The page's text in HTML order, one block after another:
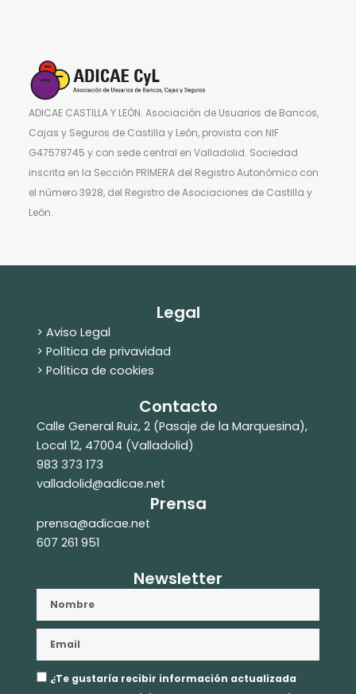
ADICAE CASTILLA Y LEÓN. Asociación de Usuarios de Bancos,
Cajas y Seguros de Castilla y León, provista con NIF
G47578745 y con sede central en Valladolid. Sociedad
inscrita en la Sección PRIMERA del Registro Autonómico con
el número 3928, del Registro de Asociaciones de Castilla y
León.
Legal
> Aviso Legal
> Política de privavidad
> Política de cookies
Contacto
Calle General Ruiz, 2 (Pasaje de la Marquesina),
Local 12, 47004 (Valladolid)
983 373 173
valladolid@adicae.net
Prensa
prensa@adicae.net
607 261 951
Newsletter
Aceptación
¿Te gustaría recibir información actualizada